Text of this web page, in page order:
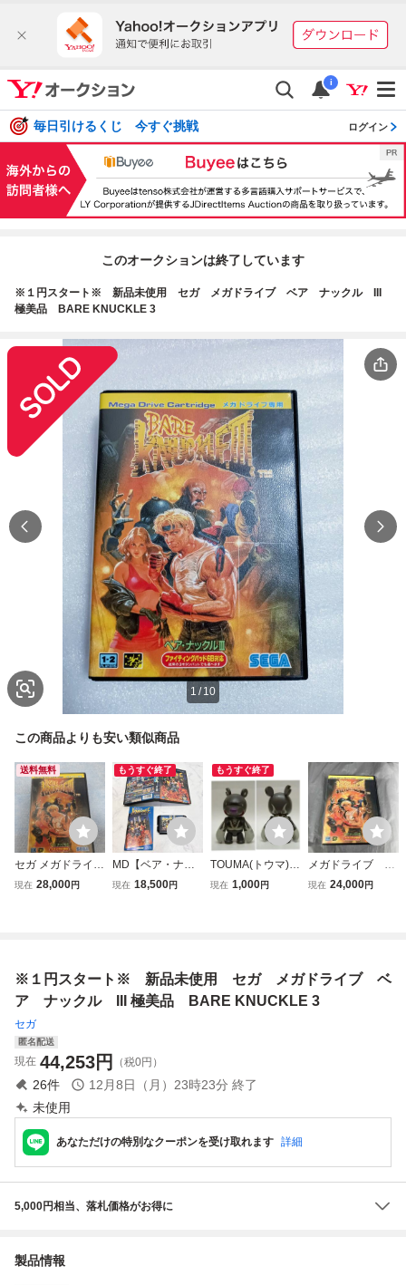
i
毎日引けるくじ 今すぐ挑戦 ログイン
このオークションは終了しています
※１円スタート※ 新品未使用 セガ メガドライブ ベア ナックル III
極美品 BARE KNUCKLE 3
1 / 10
この商品よりも安い類似商品
送料無料
セガ メガドライブ
ベア・ナックルIII
現在 28,000円
もうすぐ終了
MD【ベア・ナッ
クル 怒りの鉄拳】
起動未確認 管理B
下段①
現在 18,500円
もうすぐ終了
TOUMA(トウマ) K
NUCKLE BEAR G
現在 1,000円
メガドライブ ベ
ア・ナックルⅢ
現在 24,000円
※１円スタート※ 新品未使用 セガ メガドライブ ベ
ア ナックル III 極美品 BARE KNUCKLE 3
セガ
匿名配送
現在 44,253円 （税0円）
26件 12月8日（月）23時23分 終了
未使用
あなただけの特別なクーポンを受け取れます 詳細
5,000円相当、落札価格がお得に
製品情報